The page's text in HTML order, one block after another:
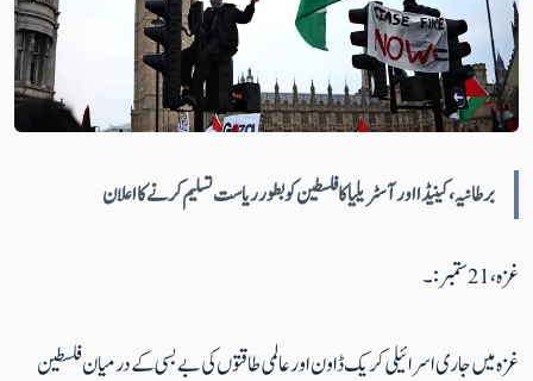
برطانیہ، کینیڈا اور آسٹریلیا کا فلسطین کو بطور ریاست تسلیم کرنے کا اعلان
غزہ ،21 ستمبر :۔
غزہ میں جاری اسرائیلی کریک ڈاون اور عالمی طاقتوں کی بے بسی کے درمیان فلسطین